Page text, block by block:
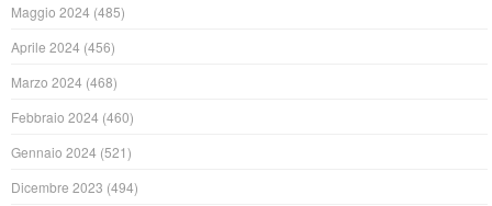
Maggio 2024 (485)
Aprile 2024 (456)
Marzo 2024 (468)
Febbraio 2024 (460)
Gennaio 2024 (521)
Dicembre 2023 (494)